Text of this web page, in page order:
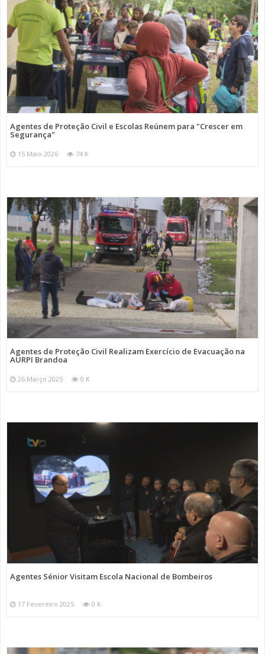
Agentes de Proteção Civil e Escolas Reúnem para "Crescer em
Segurança"
15 Maio 2026 74 K
Agentes de Proteção Civil Realizam Exercício de Evacuação na
AURPI Brandoa
26 Março 2025 0 K
Agentes Sénior Visitam Escola Nacional de Bombeiros
17 Fevereiro 2025 0 K